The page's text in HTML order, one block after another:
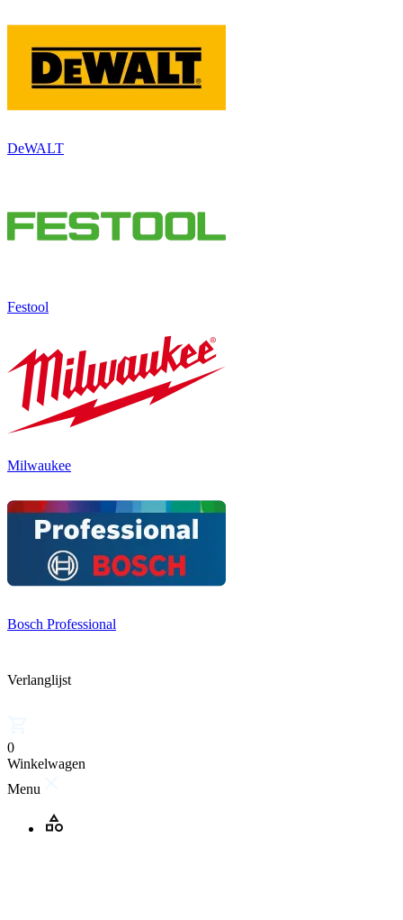
DeWALT
Festool
Milwaukee
Bosch Professional
Verlanglijst
0
Winkelwagen
Menu